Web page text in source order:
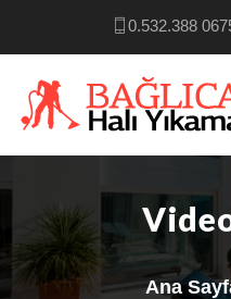
0.532.388
Ana